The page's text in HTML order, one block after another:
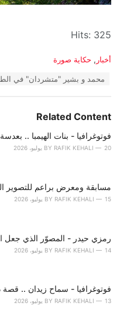
Hits: 325
C
o
r
i
e
أخبار , حكاية صورة
:
محمد و بشير "متشردان" في
Related Content
فوتوغرافيا - بنات الهيمبا ..
BY RAFIK KEHALI 20 يوليو، 2026
مسابقة ومعرض براعم للتصوير
BY RAFIK KEHALI 15 يوليو، 2026
رمزي حيدر - المصوّر الذي جعل
BY RAFIK KEHALI 14 يوليو، 2026
فوتوغرافيا - سماح زيدان .. قصة
BY RAFIK KEHALI 13 يوليو، 2026